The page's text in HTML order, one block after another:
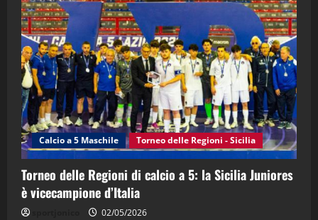
3
"SportEmpire" in Podcast
“SportEmpire” in Podcast: 28^ Puntata
(Martedi 21 Aprile 2026)
21/04/2026
4
"SportEmpire" in Podcast Sport News
“SportEmpire” in Podcast: 27^ Puntata
(Martedi 14 Aprile 2026)
15/04/2026
"SportEmpire" in Podcast
“SportEmpire” in Podcast: 26^ Puntata
Calcio a 5 Maschile Torneo delle Regioni - Sicilia
Torneo delle Regioni di calcio a 5: la Sicilia Juniores
è vicecampione d’Italia
02/05/2026